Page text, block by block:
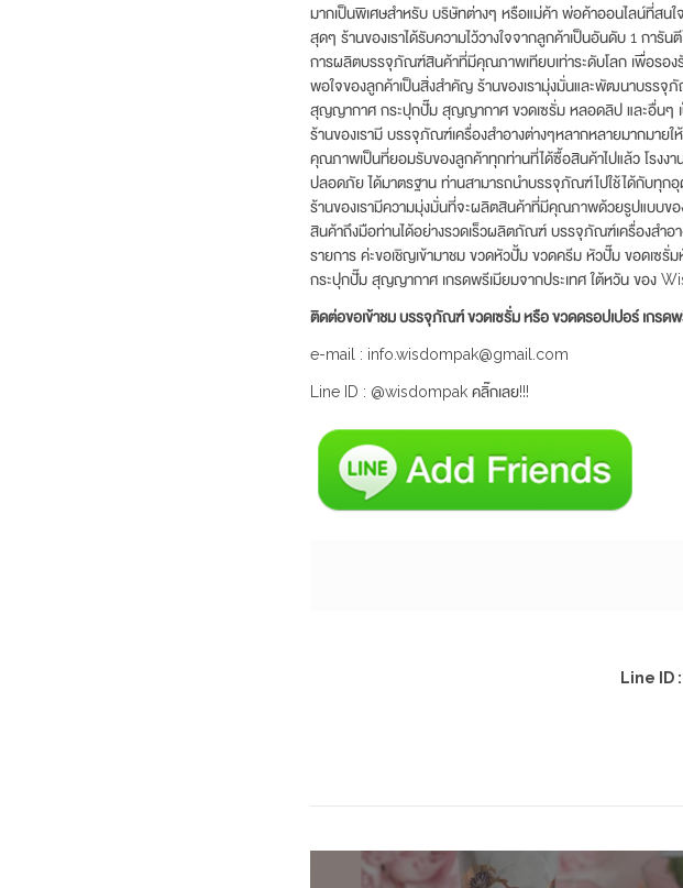
มากเป็นพิเศษสำหรับ บริษัทต่างๆ หรือแม่ค้า พ่อค้าออนไลน์ที่สน
สุดๆ ร้านของเราได้รับความไว้วางใจจากลูกค้าเป็นอันดับ 1 การั
การผลิตบรรจุภัณฑ์สินค้าที่มีคุณภาพเทียบเท่าระดับโลก เพื่อรอง
พอใจของลูกค้าเป็นสิ่งสำคัญ ร้านของเรามุ่งมั่นและพัฒนาบรรจุ
สุญญากาศ กระปุกปั๊ม สุญญากาศ ขวดเซรั่ม หลอดลิป และอื่นๆ เ
ร้านของเรามี บรรจุภัณฑ์เครื่องสำอางต่างๆหลากหลายมากมาย
คุณภาพเป็นที่ยอมรับของลูกค้าทุกท่านที่ได้ซื้อสินค้าไปแล้ว โรงงา
ปลอดภัย ได้มาตรฐาน ท่านสามารถนำบรรจุภัณฑ์ไปใช้ได้กับทุก
ร้านของเรามีความมุ่งมั่นที่จะผลิตสินค้าที่มีคุณภาพด้วยรูปแบบ
สินค้าถึงมือท่านได้อย่างรวดเร็วผลิตภัณฑ์ บรรจุภัณฑ์เครื่องสำอ
รายการ ค่ะขอเชิญเข้ามาชม ขวดหัวปั้ม ขวดครีม หัวปั๊ม ขอดเซรั่
กระปุกปั๊ม สุญญากาศ เกรดพรีเมียมจากประเทศ ใต้หวัน ของ
ติดต่อขอเข้าชม บรรจุภัณฑ์ ขวดเซรั่ม หรือ ขวดดรอปเปอร์ เก
e-mail : info.wisdompak@gmail.com
Line ID : @wisdompak คลิ๊กเลย!!!
Line ID :